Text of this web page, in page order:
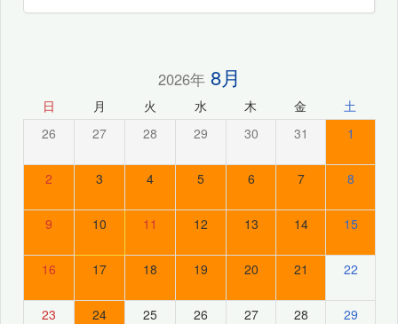
2026年8月
日 月 火 水 木 金 土
26 27 28 29 30 31 1
2 3 4 5 6 7 8
9 10 11 12 13 14 15
16 17 18 19 20 21 22
23 24 25 26 27 28 29